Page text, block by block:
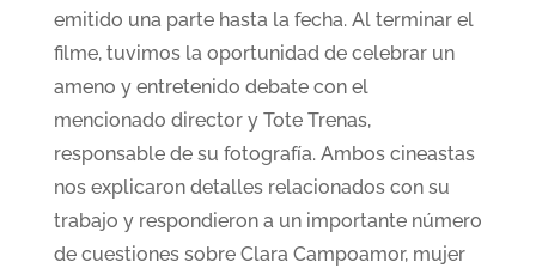
emitido una parte hasta la fecha. Al terminar el
filme, tuvimos la oportunidad de celebrar un
ameno y entretenido debate con el
mencionado director y Tote Trenas,
responsable de su fotografía. Ambos cineastas
nos explicaron detalles relacionados con su
trabajo y respondieron a un importante número
de cuestiones sobre Clara Campoamor, mujer